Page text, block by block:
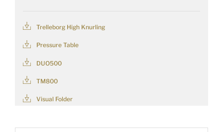
Trelleborg High Knurling
Pressure Table
DUO500
TM800
Visual Folder